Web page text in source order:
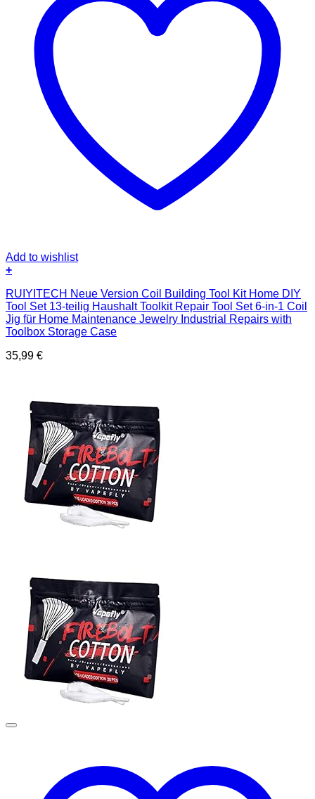
Add to wishlist
+
RUIYITECH Neue Version Coil Building Tool Kit Home DIY
Tool Set 13-teilig Haushalt Toolkit Repair Tool Set 6-in-1 Coil
Jig für Home Maintenance Jewelry Industrial Repairs with
Toolbox Storage Case
35,99 €